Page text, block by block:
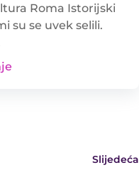
Roma Istorijski
su se uvek selili.
Slijedeća